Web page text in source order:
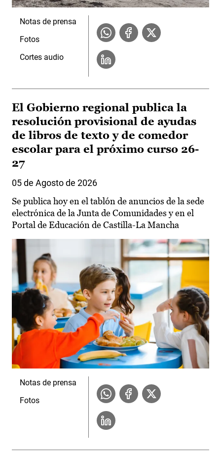
Notas de prensa
Fotos
Cortes audio
El Gobierno regional publica la
resolución provisional de ayudas
de libros de texto y de comedor
escolar para el próximo curso 26-
27
05 de Agosto de 2026
Se publica hoy en el tablón de anuncios de la sede
electrónica de la Junta de Comunidades y en el
Portal de Educación de Castilla-La Mancha
Notas de prensa
Fotos